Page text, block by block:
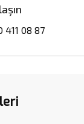
411 08 87